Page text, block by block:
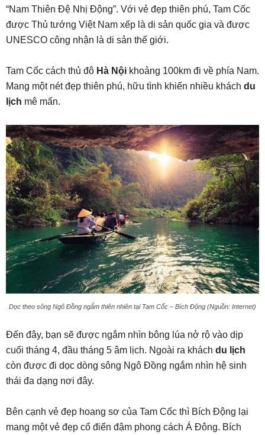
“Nam Thiên Đệ Nhị Động”. Với vẻ đẹp thiên phú, Tam Cốc
được Thủ tướng Việt Nam xếp là di sản quốc gia và được
UNESCO công nhận là di sản thế giới.
Tam Cốc cách thủ đô Hà Nội khoảng 100km đi về phía Nam.
Mang một nét đẹp thiên phú, hữu tình khiến nhiều khách du
lịch mê mẩn.
Dọc theo sông Ngô Đồng ngắm thiên nhiên tại Tam Cốc – Bích Động (Nguồn: Internet)
Đến đây, bạn sẽ được ngắm nhìn bông lúa nở rộ vào dịp
cuối tháng 4, đầu tháng 5 âm lịch. Ngoài ra khách du lịch
còn được đi dọc dòng sông Ngô Đồng ngắm nhìn hệ sinh
thái đa dạng nơi đây.
Bên cạnh vẻ đẹp hoang sơ của Tam Cốc thì Bích Động lại
mang một vẻ đẹp cổ điển đậm phong cách Á Đông. Bích